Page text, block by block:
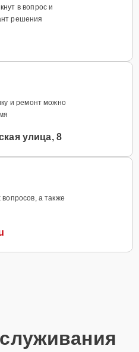
в вопрос и
решения
и ремонт можно
улица, 8
а также